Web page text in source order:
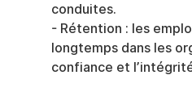
conduites.
- Rétention : les
longtemps dans les
confiance et